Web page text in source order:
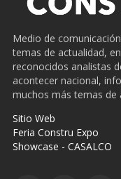
Medio de
temas de actualidad,
reconocidos analistas
acontecer nacional,
muchos más temas de
Sitio Web
Feria Constru Expo
Showcase - CASALCO